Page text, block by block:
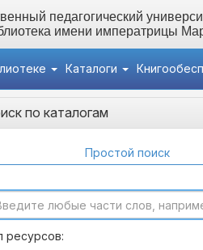
педагогический
имени императрицы
Каталоги
по каталогам
Простой поиск
ресурсов: